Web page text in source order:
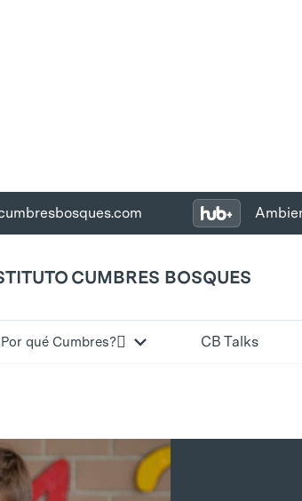
CUMBRES BOSQUES
qué Cumbres? CB Talks